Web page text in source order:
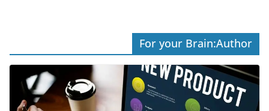
Author:
For your Brain